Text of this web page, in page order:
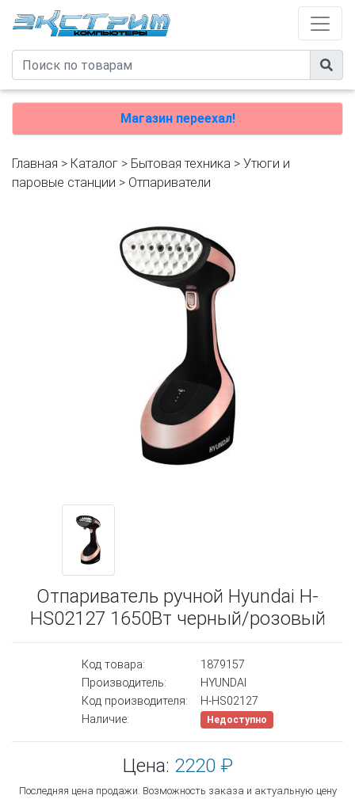
Магазин переехал!
Главная > Каталог > Бытовая техника > Утюги и
паровые станции > Отпариватели
Отпариватель ручной Hyundai H-
HS02127 1650Вт черный/розовый
Код товара:
1879157
Производитель:
HYUNDAI
Код производителя:
H-HS02127
Наличие:
Недоступно
Цена: 2220 ₽
Последняя цена продажи. Возможность заказа и актуальную цену